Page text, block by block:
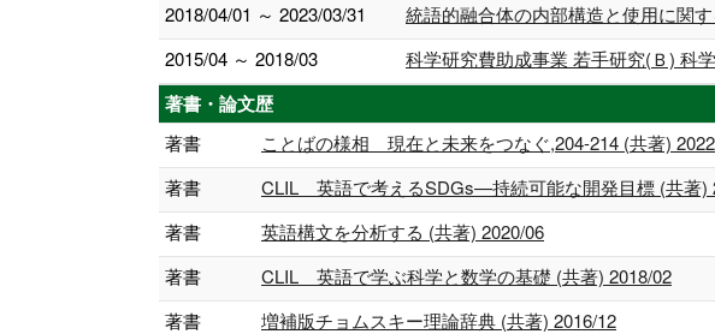
2018/04/01 ～ 2023/03/31
統語的融合体の内部構造と使用に関
2015/04 ～ 2018/03
科学研究費助成事業 若手研究(Ｂ) 科
著書・論文歴
著書
ことばの様相 現在と未来をつなぐ,204-214 (共著)
著書
CLIL 英語で考えるSDGs—持続可能な開発目標 (共著)
著書
英語構文を分析する (共著) 2020/06
著書
CLIL 英語で学ぶ科学と数学の基礎 (共著) 2018/02
著書
増補版チョムスキー理論辞典 (共著) 2016/12